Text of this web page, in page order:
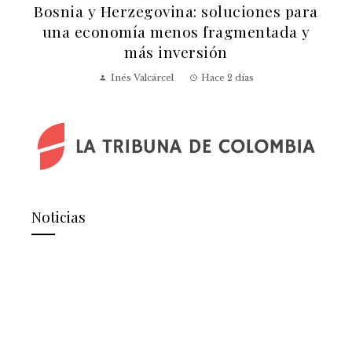
Bosnia y Herzegovina: soluciones para
una economía menos fragmentada y
más inversión
Inés Valcárcel Hace 2 días
Noticias